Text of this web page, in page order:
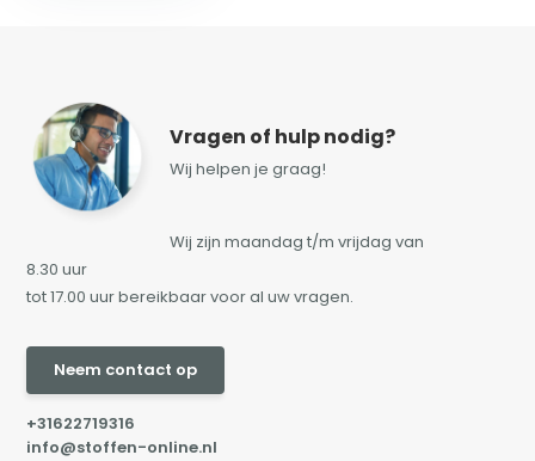
Vragen of hulp nodig?
Wij helpen je graag!
Wij zijn maandag t/m vrijdag van
8.30 uur
tot 17.00 uur bereikbaar voor al uw vragen.
Neem contact op
+31622719316
info@stoffen-online.nl